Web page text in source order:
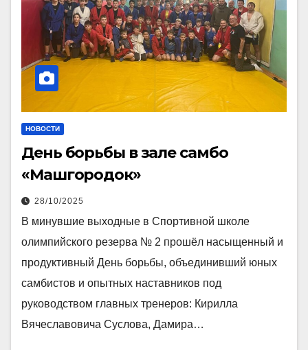
НОВОСТИ
День борьбы в зале самбо
«Машгородок»
28/10/2025
В минувшие выходные в Спортивной школе
олимпийского резерва № 2 прошёл насыщенный и
продуктивный День борьбы, объединивший юных
самбистов и опытных наставников под
руководством главных тренеров: Кирилла
Вячеславовича Суслова, Дамира…